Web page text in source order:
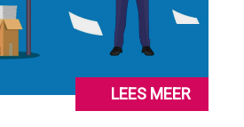
LEES MEER